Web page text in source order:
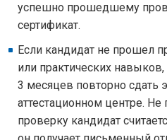
успешно прошедшему
сертификат.
Если кандидат не прошел
или практических
3 месяцев повторно сдать
аттестационном центре.
проверку кандидат